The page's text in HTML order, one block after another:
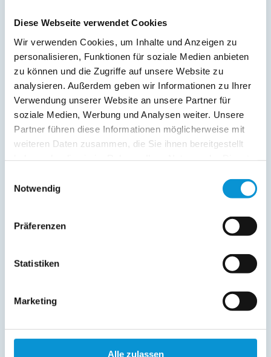
Diese Webseite verwendet Cookies
Wir verwenden Cookies, um Inhalte und Anzeigen zu
personalisieren, Funktionen für soziale Medien anbieten
zu können und die Zugriffe auf unsere Website zu
analysieren. Außerdem geben wir Informationen zu Ihrer
Verwendung unserer Website an unsere Partner für
soziale Medien, Werbung und Analysen weiter. Unsere
Partner führen diese Informationen möglicherweise mit
weiteren Daten zusammen, die Sie ihnen bereitgestellt
Notwendig
Präferenzen
Statistiken
Marketing
Alle zulassen
Service:
Beschreibung
weiterlesen
Strandstraße 32 - 04-45
18225 Kühlungsborn
+